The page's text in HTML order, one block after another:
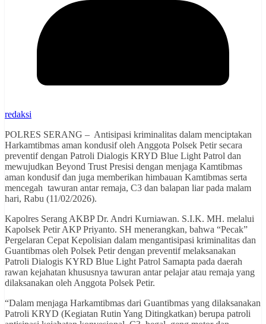
redaksi
POLRES SERANG – Antisipasi kriminalitas dalam menciptakan
Harkamtibmas aman kondusif oleh Anggota Polsek Petir secara
preventif dengan Patroli Dialogis KRYD Blue Light Patrol dan
mewujudkan Beyond Trust Presisi dengan menjaga Kamtibmas
aman kondusif dan juga memberikan himbauan Kamtibmas serta
mencegah tawuran antar remaja, C3 dan balapan liar pada malam
hari, Rabu (11/02/2026).
Kapolres Serang AKBP Dr. Andri Kurniawan. S.I.K. MH. melalui
Kapolsek Petir AKP Priyanto. SH menerangkan, bahwa “Pecak”
Pergelaran Cepat Kepolisian dalam mengantisipasi kriminalitas dan
Guantibmas oleh Polsek Petir dengan preventif melaksanakan
Patroli Dialogis KYRD Blue Light Patrol Samapta pada daerah
rawan kejahatan khususnya tawuran antar pelajar atau remaja yang
dilaksanakan oleh Anggota Polsek Petir.
“Dalam menjaga Harkamtibmas dari Guantibmas yang dilaksanakan
Patroli KRYD (Kegiatan Rutin Yang Ditingkatkan) berupa patroli